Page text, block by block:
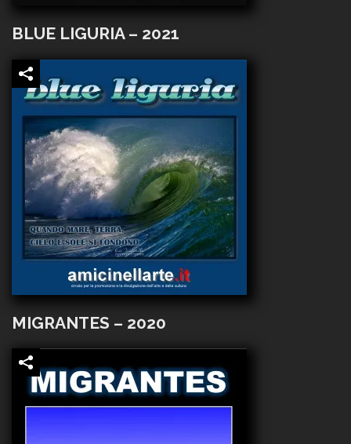
BLUE LIGURIA – 2021
MIGRANTES – 2020